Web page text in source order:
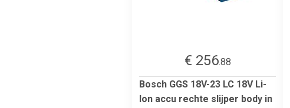
€ 256.88
Bosch GGS 18V-23 LC 18V Li-
Ion accu rechte slijper body in